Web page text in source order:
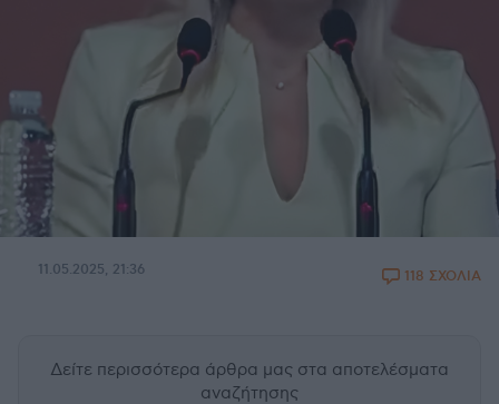
11.05.2025, 21:36 118 ΣΧΟΛΙΑ
Δείτε περισσότερα άρθρα μας στα αποτελέσματα
αναζήτησης